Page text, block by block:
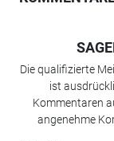
Die qualifizierte
ist
Kommentaren
angenehme